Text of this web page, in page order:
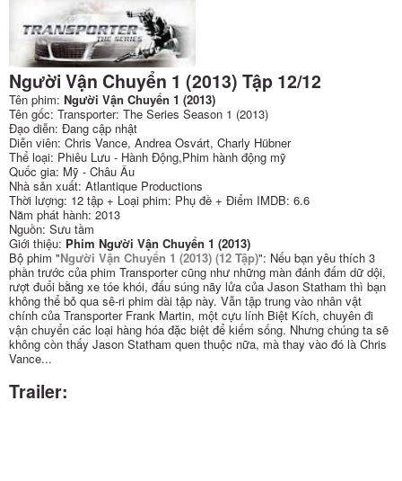
Người Vận Chuyển 1 (2013) Tập 12/12
Tên phim: Người Vận Chuyển 1 (2013)
Tên gốc: Transporter: The Series Season 1 (2013)
Đạo diễn: Đang cập nhật
Diễn viên: Chris Vance, Andrea Osvárt, Charly Hübner
Thể loại: Phiêu Lưu - Hành Động,Phim hành động mỹ
Quốc gia: Mỹ - Châu Âu
Nhà sản xuất: Atlantique Productions
Thời lượng: 12 tập + Loại phim: Phụ đề + Điểm IMDB: 6.6
Năm phát hành: 2013
Nguồn: Sưu tầm
Giới thiệu: Phim Người Vận Chuyển 1 (2013)
Bộ phim "Người Vận Chuyển 1 (2013) (12 Tập)": Nếu bạn yêu thích 3
phần trước của phim Transporter cũng như những màn đánh đấm dữ dội,
rượt đuổi bằng xe tóe khói, đấu súng nãy lửa của Jason Statham thì bạn
không thể bỏ qua sê-ri phim dài tập này. Vẫn tập trung vào nhân vật
chính của Transporter Frank Martin, một cựu lính Biệt Kích, chuyên đi
vận chuyển các loại hàng hóa đặc biệt để kiếm sống. Nhưng chúng ta sẽ
không còn thấy Jason Statham quen thuộc nữa, mà thay vào đó là Chris
Vance...
Trailer: